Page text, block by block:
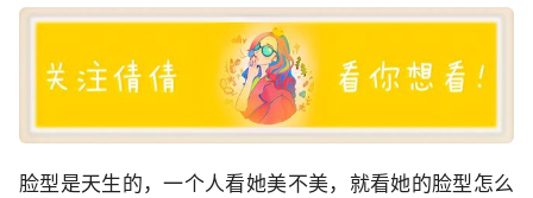
脸型是天生的，一个人看她美不美，就看她的脸型怎么